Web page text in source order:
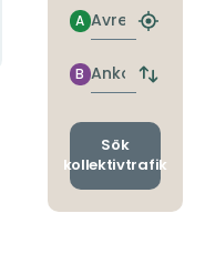
Avresa
A
Hitta
Ankomst
B
Byt
och
Sök
kollektivtrafik